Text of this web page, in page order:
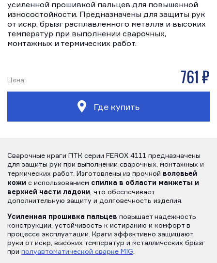
усиленной прошивкой пальцев для повышенной
износостойкости. Предназначены для защиты рук
от искр, брызг расплавленного металла и высоких
температур при выполнении сварочных,
монтажных и термических работ.
Цена: 761 р
Где купить
Сварочные краги ПТК серии FEROX 4111 предназначены
для защиты рук при выполнении сварочных, монтажных и
термических работ. Изготовлены из прочной воловьей
кожи с использованием спилка в области манжеты и
верхней части ладони , что обеспечивает
дополнительную защиту и долговечность изделия.
Усиленная прошивка пальцев повышает надежность
конструкции, устойчивость к истиранию и комфорт в
процессе эксплуатации. Краги эффективно защищают
руки от искр, высоких температур и металлических брызг
при полуавтоматической сварке MIG